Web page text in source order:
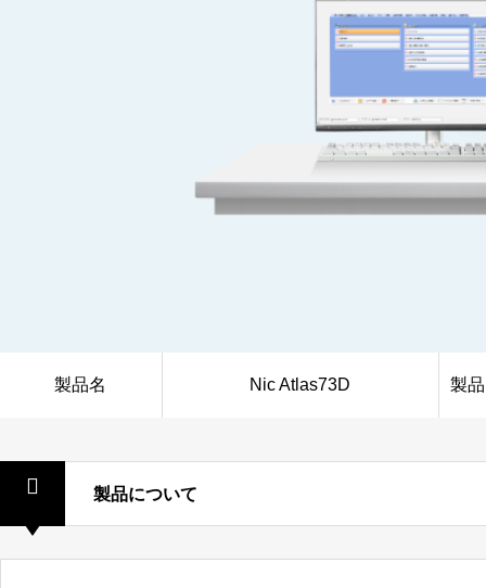
製品名 Nic Atlas73D 製
製品について